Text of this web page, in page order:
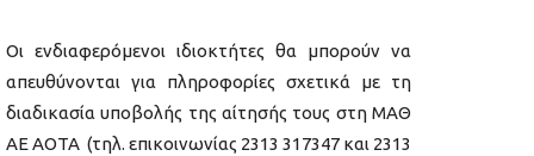
Οι ενδιαφερόμενοι ιδιοκτήτες θα μπορούν να
απευθύνονται για πληροφορίες σχετικά με τη
διαδικασία υποβολής της αίτησής τους στη ΜΑΘ
ΑΕ ΑΟΤΑ (τηλ. επικοινωνίας 2313 317347 και 2313